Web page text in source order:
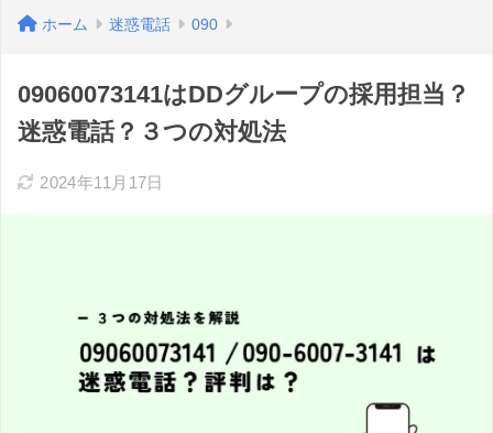
ホーム 迷惑電話 090
09060073141はDDグループの採用担当？
迷惑電話？３つの対処法
2024年11月17日